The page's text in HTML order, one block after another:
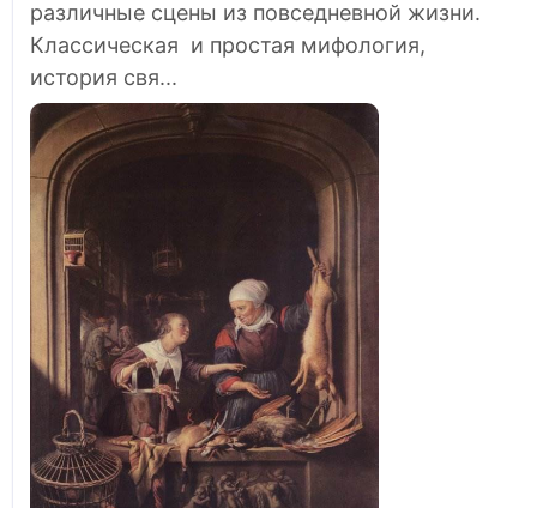
различные сцены из повседневной жизни.
Классическая и простая мифология,
история свя...